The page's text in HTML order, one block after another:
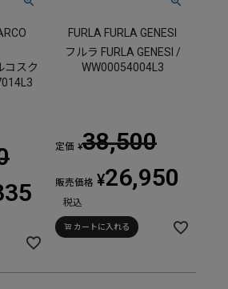
コスク
FURLA FURLA GENESI
フルラ FURLA GENESI /
WW00054004L3
定価 ¥38,500
販売価格 ¥26,950
税込
カートに入れる